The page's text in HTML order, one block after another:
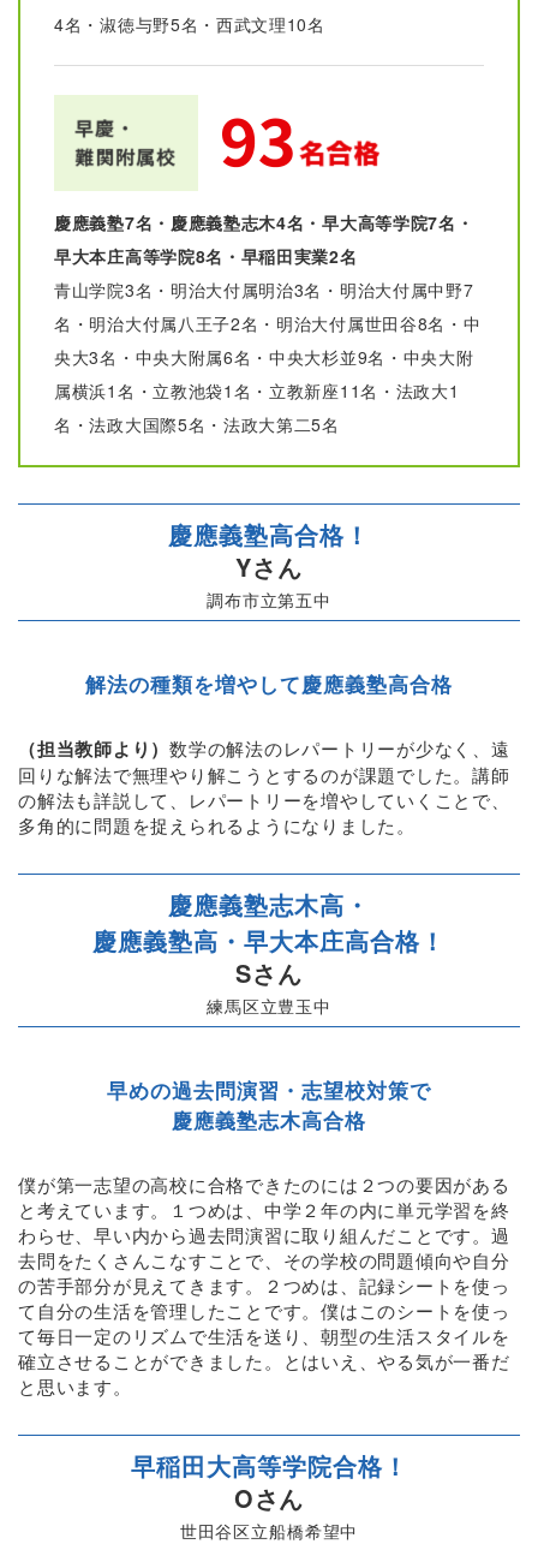
4名・淑徳与野5名・西武文理10名
慶應義塾7名・慶應義塾志木4名・早大高等学院7名・
早大本庄高等学院8名・早稲田実業2名
青山学院3名・明治大付属明治3名・明治大付属中野7
名・明治大付属八王子2名・明治大付属世田谷8名・中
央大3名・中央大附属6名・中央大杉並9名・中央大附
属横浜1名・立教池袋1名・立教新座11名・法政大1
名・法政大国際5名・法政大第二5名
慶應義塾高合格！
Yさん
調布市立第五中
解法の種類を増やして慶應義塾高合格
（担当教師より） 数学の解法のレパートリーが少なく、遠
回りな解法で無理やり解こうとするのが課題でした。講師
の解法も詳説して、レパートリーを増やしていくことで、
多角的に問題を捉えられるようになりました。
慶應義塾志木高・
慶應義塾高・早大本庄高合格！
Sさん
練馬区立豊玉中
早めの過去問演習・志望校対策で
慶應義塾志木高合格
僕が第一志望の高校に合格できたのには２つの要因がある
と考えています。１つめは、中学２年の内に単元学習を終
わらせ、早い内から過去問演習に取り組んだことです。過
去問をたくさんこなすことで、その学校の問題傾向や自分
の苦手部分が見えてきます。２つめは、記録シートを使っ
て自分の生活を管理したことです。僕はこのシートを使っ
て毎日一定のリズムで生活を送り、朝型の生活スタイルを
確立させることができました。とはいえ、やる気が一番だ
と思います。
早稲田大高等学院合格！
Oさん
世田谷区立船橋希望中